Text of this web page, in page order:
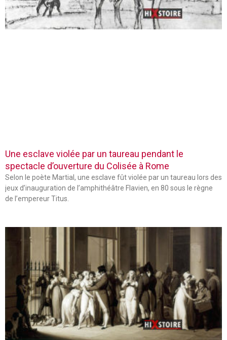
Une esclave violée par un taureau pendant le
spectacle d’ouverture du Colisée à Rome
Selon le poète Martial, une esclave fût violée par un taureau lors des
jeux d’inauguration de l’amphithéâtre Flavien, en 80 sous le règne
de l’empereur Titus.